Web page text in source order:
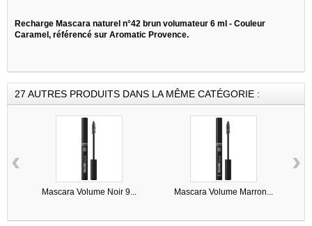
Recharge Mascara naturel n°42 brun volumateur 6 ml - Couleur
Caramel, référencé sur Aromatic Provence.
27 AUTRES PRODUITS DANS LA MÊME CATÉGORIE :
Mascara Volume Noir 9... Mascara Volume Marron...
‹ ›